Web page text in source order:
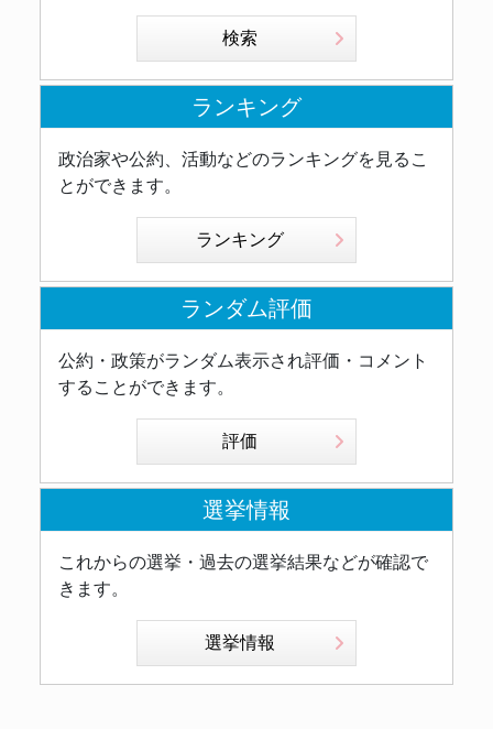
検索
ランキング
政治家や公約、活動などのランキングを見るこ
とができます。
ランキング
ランダム評価
公約・政策がランダム表示され評価・コメント
することができます。
評価
選挙情報
これからの選挙・過去の選挙結果などが確認で
きます。
選挙情報